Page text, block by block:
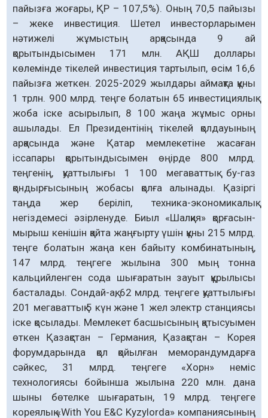
пайызға жоғары, ҚР – 107,5%). Оның 70,5 пайызы
– жеке инвестиция. Шетел инвесторларымен
нәтижелі жұмыстың арқасында 9 ай
қорытындысымен 171 млн. АҚШ доллары
көлемінде тікелей инвестиция тартылып, өсім 16,6
пайызға жеткен. 2025-2029 жылдары аймақта құны
1 трлн. 900 млрд. теңге болатын 65 инвестициялық
жоба іске асырылып, 8 100 жаңа жұмыс орны
ашылады. Ел Президентінің тікелей қолдауының
арқасында және Қатар мемлекетіне жасаған
іссапары қорытындысымен өңірде 800 млрд.
теңгенің, қуаттылығы 1 100 мегаваттық бу-газ
қондырғысының жобасы қолға алынады. Қазіргі
таңда жер беріліп, техника-экономикалық
негіздемесі әзірленуде. Биыл «Шалқия» қорғасын-
мырыш кенішін қайта жаңғырту үшін құны 215 млрд.
теңге болатын жаңа кен байыту комбинатының,
147 млрд. теңгеге жылына 300 мың тонна
кальцийленген сода шығаратын зауыт құрылысы
басталады. Сондай-ақ, 62 млрд. теңгеге қуаттылығы
201 мегаваттық 5 күн және 1 жел электр станциясы
іске қосылады. Мемлекет басшысының қатысуымен
өткен Қазақстан – Германия, Қазақстан – Корея
форумдарында қол қойылған меморандумдарға
сәйкес, 31 млрд. теңгеге «Хорн» неміс
технологиясы бойынша жылына 220 млн. дана
шыны бөтелке шығаратын, 19 млрд. теңгеге
кореялық «With You E&C Kyzylorda» компаниясының